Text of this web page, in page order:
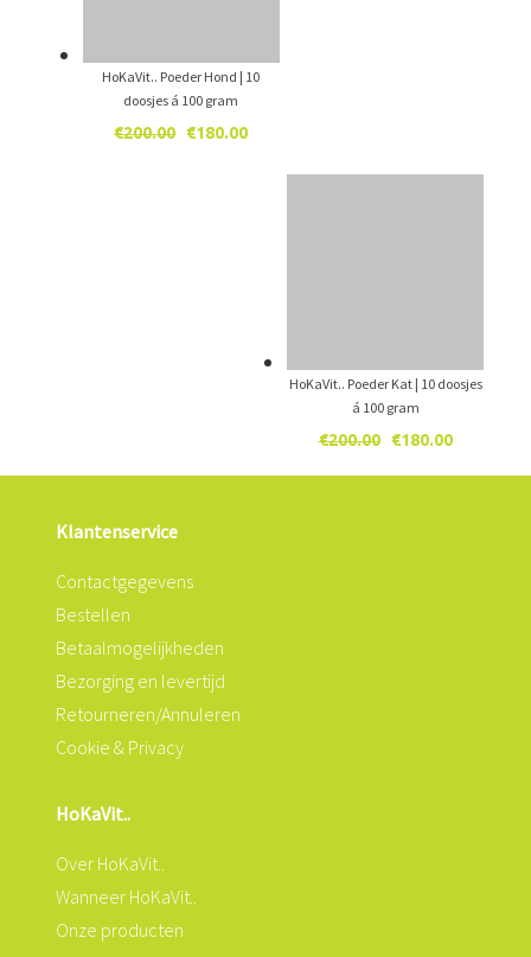
HoKaVit.. Poeder Hond | 10
doosjes á 100 gram
€200.00
Oorspronkelijke
€180.00Huidige
HoKaVit.. Poeder Kat | 10 doosjes
á 100 gram
€200.00
Oorspronkelijke
prijs
€180.00Huidige
prijs
Klantenservice
Contactgegevens
Bestellen
Betaalmogelijkheden
Bezorging en levertijd
Retourneren/Annuleren
Cookie & Privacy
HoKaVit..
Over HoKaVit..
Wanneer HoKaVit..
Onze producten